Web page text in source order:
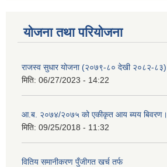
योजना तथा परियोजना
राजस्व सुधार योजना (२०७९-८० देखी २०८२-८३)
मिति: 06/27/2023 - 14:22
आ.ब. २०७४/२०७५ को एकीकृत आय ब्यय बिवरण।
मिति: 09/25/2018 - 11:32
वितिय समानीकरण पुँजीगत खर्च तर्फ